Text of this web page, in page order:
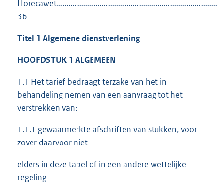
36
Titel 1 Algemene dienstverlening
HOOFDSTUK 1 ALGEMEEN
1.1 Het tarief bedraagt terzake van het in
behandeling nemen van een aanvraag tot het
verstrekken van:
1.1.1 gewaarmerkte afschriften van stukken, voor
zover daarvoor niet
elders in deze tabel of in een andere wettelijke
regeling